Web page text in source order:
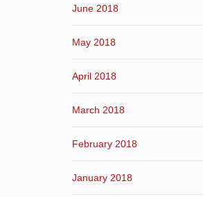
June 2018
May 2018
April 2018
March 2018
February 2018
January 2018